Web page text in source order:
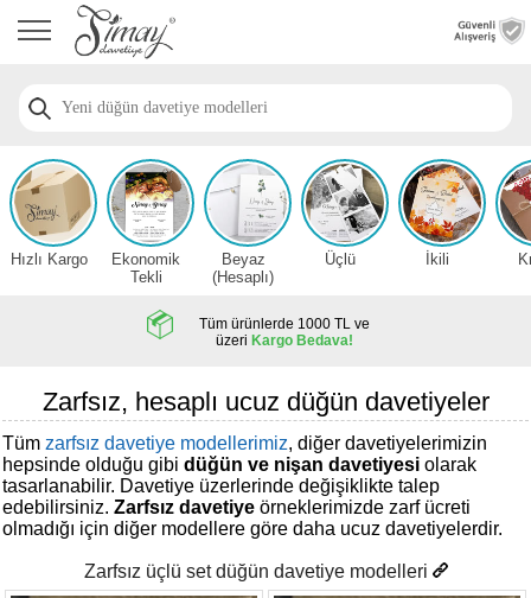
Anasayfa
Davetiye
Nişan
Davetiye
Modelleri
Düğün
Davetiye
Örnekleri
Zarfsız,
Hesaplı
Davetiye
Hızlı Kargo
Ekonomik
Tekli
Beyaz
(Hesaplı)
Üçlü İkili
Tüm ürünlerde 1000 TL ve
üzeri Kargo Bedava!
Zarfsız, hesaplı ucuz düğün davetiyeler
Tüm zarfsız davetiye modellerimiz, diğer davetiyelerimizin
hepsinde olduğu gibi düğün ve nişan davetiyesi olarak
tasarlanabilir. Davetiye üzerlerinde değişiklikte talep
edebilirsiniz. Zarfsız davetiye örneklerimizde zarf ücreti
olmadığı için diğer modellere göre daha ucuz davetiyelerdir.
Zarfsız üçlü set düğün davetiye modelleri